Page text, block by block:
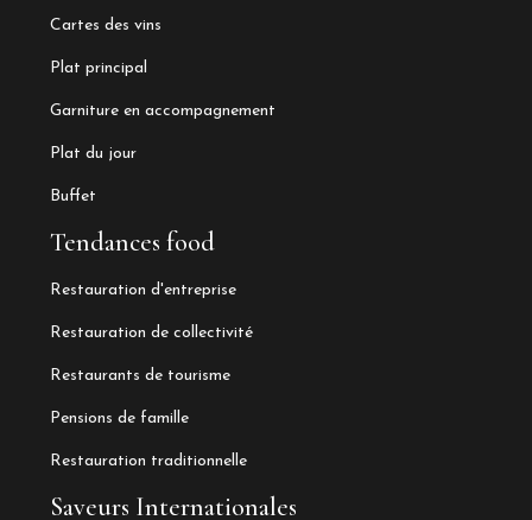
Cartes des vins
Plat principal
Garniture en accompagnement
Plat du jour
Buffet
Tendances food
Restauration d'entreprise
Restauration de collectivité
Restaurants de tourisme
Pensions de famille
Restauration traditionnelle
Saveurs Internationales